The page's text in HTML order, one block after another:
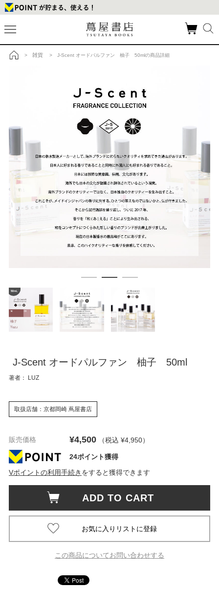
> 雑貨 > J-Scent オードパルファン 柚子 50mlの商品詳細
J-Scent オードパルファン 柚子 50ml
著者： LUZ
取扱店舗：京都岡崎 蔦屋書店
販売価格 ¥4,500 （税込 ¥4,950）
24ポイント獲得
Vポイントの利用手続き をすると獲得できます
ADD TO CART
この商品についてお問い合わせする